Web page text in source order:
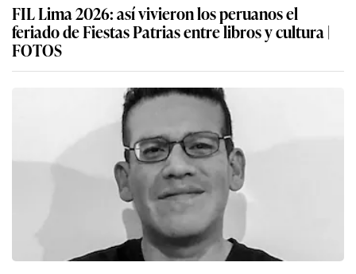
FIL Lima 2026: así vivieron los peruanos el
feriado de Fiestas Patrias entre libros y cultura |
FOTOS